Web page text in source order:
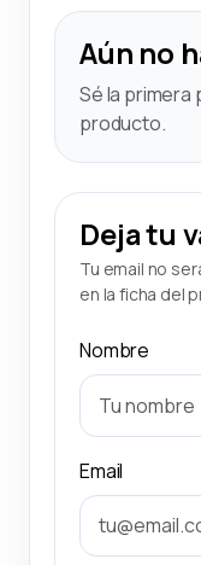
Aún no
Sé la
producto.
Deja tu
Tu email no
en la ficha del
Nombre
Email